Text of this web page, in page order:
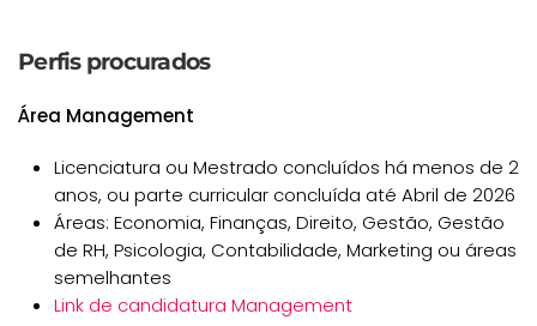
Perfis procurados
Área Management
Licenciatura ou Mestrado concluídos há menos de 2
anos, ou parte curricular concluída até Abril de 2026
Áreas: Economia, Finanças, Direito, Gestão, Gestão
de RH, Psicologia, Contabilidade, Marketing ou áreas
semelhantes
Link de candidatura Management